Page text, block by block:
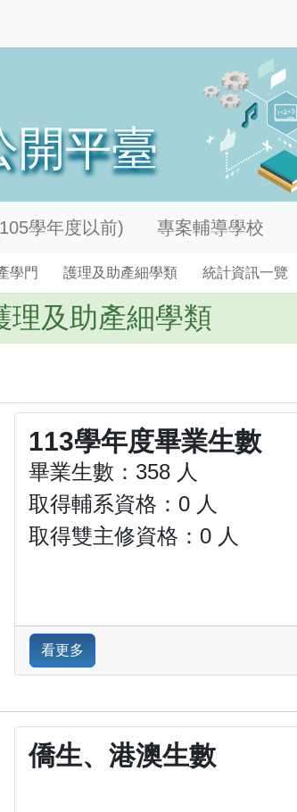
學年度以前) 專案輔導學校
學門 護理及助產細學類 統計資訊一覽
理及助產細學類
113學年度畢業生數
畢業生數：358 人
取得輔系資格：0 人
取得雙主修資格：0 人
看更多
僑生、港澳生數